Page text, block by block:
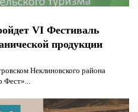
VI Фестиваль
продукции
Неклиновского района
Фест»...